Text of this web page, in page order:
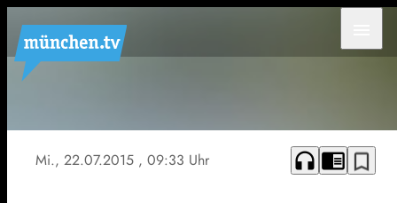
Der
an der
Münchner
Mi., 22.07.2015 , 09:33 Uhr headphones chrome_reader_mode bookmark_border